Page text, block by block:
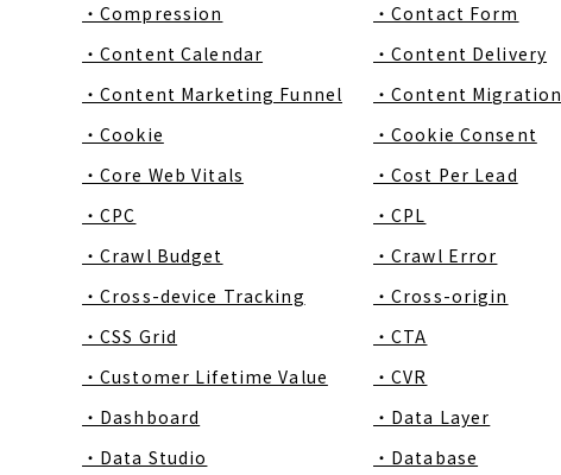
・Compression
・Contact Form
・Content Calendar
・Content Delivery
・Content Marketing Funnel
・Content Migration
・Cookie
・Cookie Consent
・Core Web Vitals
・Cost Per Lead
・CPC
・CPL
・Crawl Budget
・Crawl Error
・Cross-device Tracking
・Cross-origin
・CSS Grid
・CTA
・Customer Lifetime Value
・CVR
・Dashboard
・Data Layer
・Data Studio
・Database